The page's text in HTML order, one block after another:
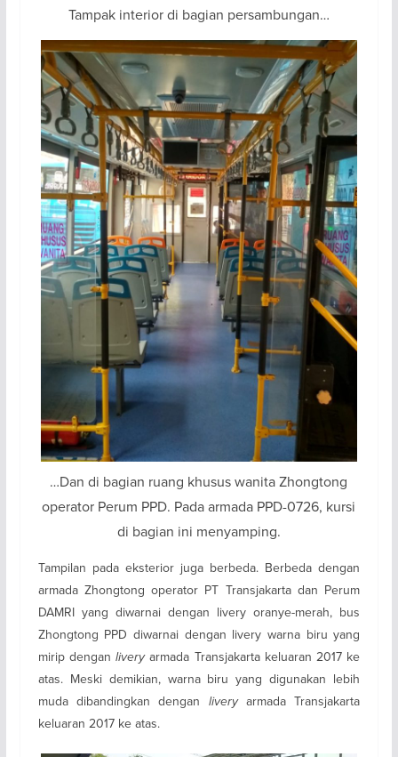
Tampak interior di bagian persambungan…
…Dan di bagian ruang khusus wanita Zhongtong
operator Perum PPD. Pada armada PPD-0726, kursi
di bagian ini menyamping.
Tampilan pada eksterior juga berbeda. Berbeda dengan
armada Zhongtong operator PT Transjakarta dan Perum
DAMRI yang diwarnai dengan livery oranye-merah, bus
Zhongtong PPD diwarnai dengan livery warna biru yang
mirip denganliveryarmada Transjakarta keluaran 2017 ke
atas. Meski demikian, warna biru yang digunakan lebih
muda dibandingkan dengan livery armada Transjakarta
keluaran 2017 ke atas.